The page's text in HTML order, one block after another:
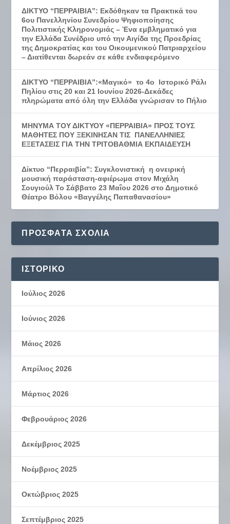
ΔΙΚΤΥΟ “ΠΕΡΡΑΙΒΙΑ”: Εκδόθηκαν τα Πρακτικά του
6ου Πανελληνίου Συνεδρίου Ψηφιοποίησης
Πολιτιστικής Κληρονομιάς – Ένα εμβληματικό για
την Ελλάδα Συνέδριο υπό την Αιγίδα της Προεδρίας
της Δημοκρατίας και του Οικουμενικού Πατριαρχείου
– Διατίθενται δωρεάν σε κάθε ενδιαφερόμενο
ΔΙΚΤΥΟ “ΠΕΡΡΑΙΒΙΑ”:«Μαγικό» το 4ο Ιστορικό Ράλι
Πηλίου στις 20 και 21 Ιουνίου 2026-Δεκάδες
πληρώματα από όλη την Ελλάδα γνώρισαν το Πήλιο
ΜΗΝΥΜΑ ΤΟΥ ΔΙΚΤΥΟΥ «ΠΕΡΡΑΙΒΙΑ» ΠΡΟΣ ΤΟΥΣ
ΜΑΘΗΤΕΣ ΠΟΥ ΞΕΚΙΝΗΣΑΝ ΤΙΣ ΠΑΝΕΛΛΗΝΙΕΣ
ΕΞΕΤΑΣΕΙΣ ΓΙΑ ΤΗΝ ΤΡΙΤΟΒΑΘΜΙΑ ΕΚΠΑΙΔΕΥΣΗ
Δίκτυο “Περραιβία”: Συγκλονιστική η ονειρική
μουσική παράσταση-αφιέρωμα στον Μιχάλη
Σουγιούλ Το Σάββατο 23 Μαΐου 2026 στο Δημοτικό
Θέατρο Βόλου «Βαγγέλης Παπαθανασίου»
ΠΡΌΣΦΑΤΑ ΣΧΌΛΙΑ
ΙΣΤΟΡΙΚΌ
Ιούλιος 2026
Ιούνιος 2026
Μάιος 2026
Απρίλιος 2026
Μάρτιος 2026
Φεβρουάριος 2026
Δεκέμβριος 2025
Νοέμβριος 2025
Οκτώβριος 2025
Σεπτέμβριος 2025